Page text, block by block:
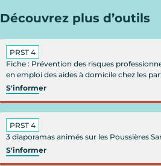
Découvrez plus d’outils
PRST 4
Fiche : Prévention des risques
en emploi des aides à domicile chez les
S'informer
PRST 4
3 diaporamas animés sur les Poussières
S'informer